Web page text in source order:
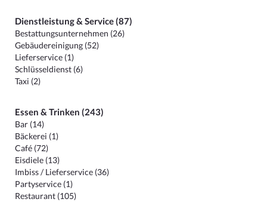
Dienstleistung & Service (87)
Bestattungsunternehmen (26)
Gebäudereinigung (52)
Lieferservice (1)
Schlüsseldienst (6)
Taxi (2)
Essen & Trinken (243)
Bar (14)
Bäckerei (1)
Café (72)
Eisdiele (13)
Imbiss / Lieferservice (36)
Partyservice (1)
Restaurant (105)